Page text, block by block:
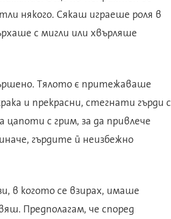
някого. Сякаш играеше роля в
с мигли или хвърляше
Тялото є притежаваше
и прекрасни, стегнати гърди с
с грим, за да привлече
гърдите й неизбежно
в когото се взирах, имаше
Предполагам, че според